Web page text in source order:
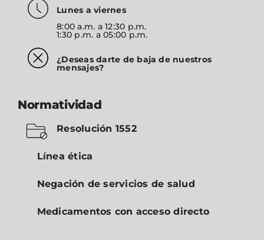
Lunes a viernes
8:00 a.m. a 12:30 p.m.
1:30 p.m. a 05:00 p.m.
¿Deseas darte de baja de nuestros
mensajes?
Normatividad
Resolución 1552
Línea ética
Negación de servicios de salud
Medicamentos con acceso directo